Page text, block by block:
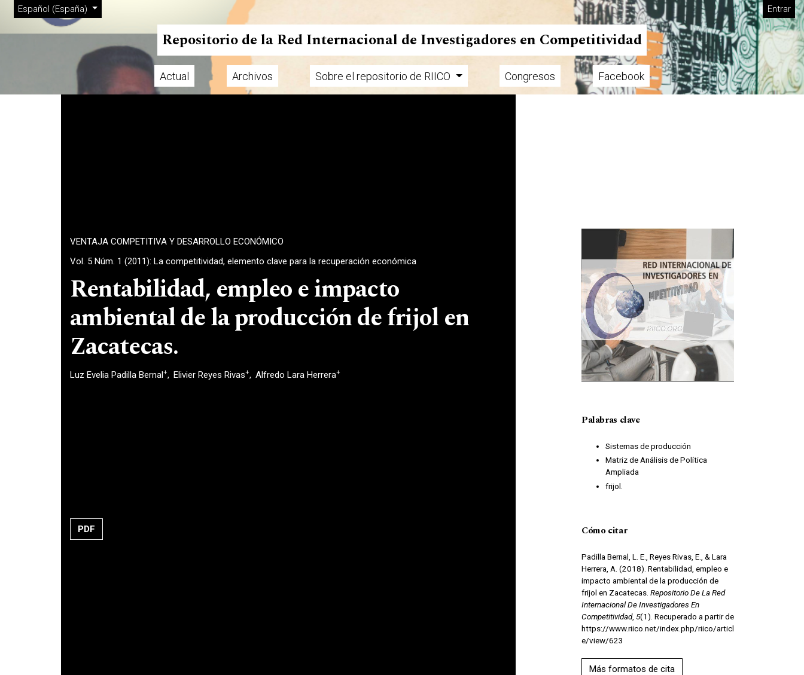
Ir al menú de navegación principal
Ir al contenido principal
Ir al pie de página del sitio
Cambiar el idioma. El actual es:
Español (España)
Menú de administración Entrar
Repositorio de la Red Internacional de Investigadores en Competitividad
Menú principal Actual Archivos Sobre el repositorio de RIICO Congresos Facebook
VENTAJA COMPETITIVA Y DESARROLLO ECONÓMICO
Vol. 5 Núm. 1 (2011): La competitividad, elemento clave para la recuperación económica
Rentabilidad, empleo e impacto
ambiental de la producción de frijol en
Zacatecas.
Luz Evelia Padilla Bernal+ Elivier Reyes Rivas+ Alfredo Lara Herrera+
PDF
Imagen de portada
Palabras clave
Sistemas de producción
Matriz de Análisis de Política
Ampliada
frijol.
Cómo citar
Padilla Bernal, L. E., Reyes Rivas, E., & Lara
Herrera, A. (2018). Rentabilidad, empleo e
impacto ambiental de la producción de
frijol en Zacatecas. Repositorio De La Red
Internacional De Investigadores En
Competitividad, 5(1). Recuperado a partir de
https://www.riico.net/index.php/riico/articl
e/view/623
Más formatos de cita